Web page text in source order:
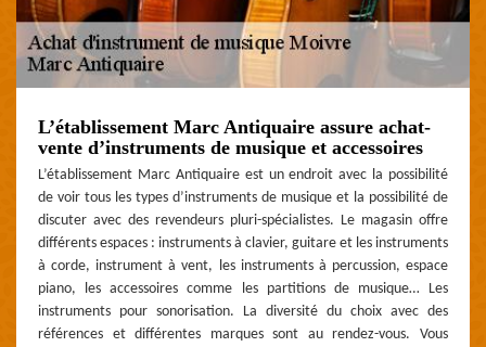
L’établissement Marc Antiquaire assure achat-
vente d’instruments de musique et accessoires
L’établissement Marc Antiquaire est un endroit avec la possibilité
de voir tous les types d’instruments de musique et la possibilité de
discuter avec des revendeurs pluri-spécialistes. Le magasin offre
différents espaces : instruments à clavier, guitare et les instruments
à corde, instrument à vent, les instruments à percussion, espace
piano, les accessoires comme les partitions de musique… Les
instruments pour sonorisation. La diversité du choix avec des
références et différentes marques sont au rendez-vous. Vous